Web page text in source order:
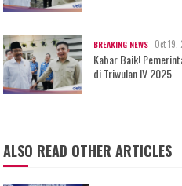
BREAKING NEWS Oct 19,
Kabar Baik!
di Triwulan IV 2025
ALSO READ OTHER ARTICLES